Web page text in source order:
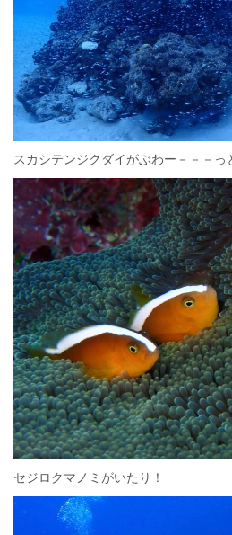
スカシテンジクダイがぶわー－－－っ
セジロクマノミがいたり！